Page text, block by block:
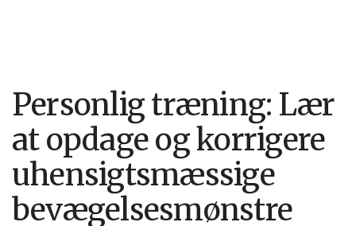
Personlig træning: Lær
at opdage og korrigere
uhensigtsmæssige
bevægelsesmønstre